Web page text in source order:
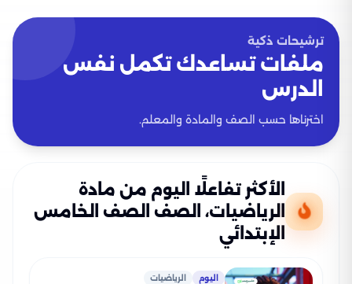
ترشيحات ذكية
ملفات تساعدك تكمل نفس
الدرس
اخترناها حسب الصف والمادة والمعلم.
الأكثر تفاعلًا اليوم من مادة
الرياضيات، الصف الصف الخامس
الإبتدائي
اليوم الرياضيات